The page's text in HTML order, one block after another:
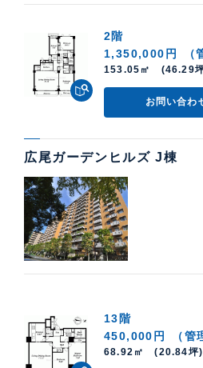
2階
1,350,000円
（
153.05㎡ (46.29
お問い合わ
広尾ガーデンヒルズ J棟
13階
450,000円
（管
68.92㎡ (20.84坪